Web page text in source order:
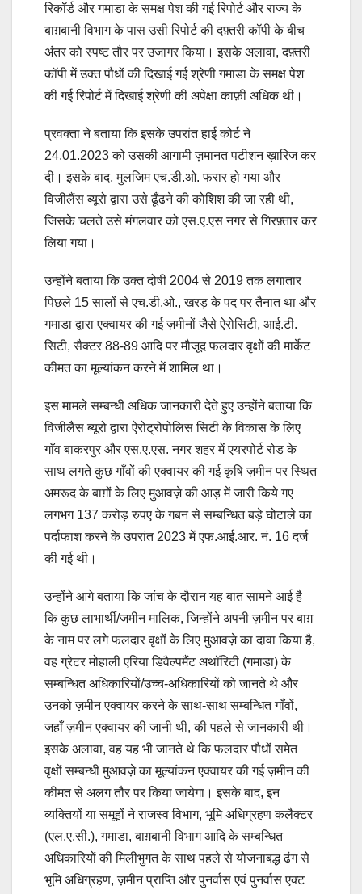
रिकॉर्ड और गमाडा के समक्ष पेश की गई रिपोर्ट और राज्य के
बाग़बानी विभाग के पास उसी रिपोर्ट की दफ़्तरी कॉपी के बीच
अंतर को स्पष्ट तौर पर उजागर किया। इसके अलावा, दफ़्तरी
कॉपी में उक्त पौधों की दिखाई गई श्रेणी गमाडा के समक्ष पेश
की गई रिपोर्ट में दिखाई श्रेणी की अपेक्षा काफ़ी अधिक थी।
प्रवक्ता ने बताया कि इसके उपरांत हाई कोर्ट ने
24.01.2023 को उसकी आगामी ज़मानत पटीशन ख़ारिज कर
दी। इसके बाद, मुलजिम एच.डी.ओ. फरार हो गया और
विजीलैंस ब्यूरो द्वारा उसे ढूँढने की कोशिश की जा रही थी,
जिसके चलते उसे मंगलवार को एस.ए.एस नगर से गिरफ़्तार कर
लिया गया।
उन्होंने बताया कि उक्त दोषी 2004 से 2019 तक लगातार
पिछले 15 सालों से एच.डी.ओ., खरड़ के पद पर तैनात था और
गमाडा द्वारा एक्वायर की गई ज़मीनों जैसे ऐरोसिटी, आई.टी.
सिटी, सैक्टर 88-89 आदि पर मौजूद फलदार वृक्षों की मार्केट
कीमत का मूल्यांकन करने में शामिल था।
इस मामले सम्बन्धी अधिक जानकारी देते हुए उन्होंने बताया कि
विजीलैंस ब्यूरो द्वारा ऐरोट्रोपोलिस सिटी के विकास के लिए
गाँव बाकरपुर और एस.ए.एस. नगर शहर में एयरपोर्ट रोड के
साथ लगते कुछ गाँवों की एक्वायर की गई कृषि ज़मीन पर स्थित
अमरूद के बाग़ों के लिए मुआवज़े की आड़ में जारी किये गए
लगभग 137 करोड़ रुपए के गबन से सम्बन्धित बड़े घोटाले का
पर्दाफाश करने के उपरांत 2023 में एफ.आई.आर. नं. 16 दर्ज
की गई थी।
उन्होंने आगे बताया कि जांच के दौरान यह बात सामने आई है
कि कुछ लाभार्थी/जमीन मालिक, जिन्होंने अपनी ज़मीन पर बाग़
के नाम पर लगे फलदार वृक्षों के लिए मुआवज़े का दावा किया है,
वह ग्रेटर मोहाली एरिया डिवैल्पमैंट अथॉरिटी (गमाडा) के
सम्बन्धित अधिकारियों/उच्च-अधिकारियों को जानते थे और
उनको ज़मीन एक्वायर करने के साथ-साथ सम्बन्धित गाँवों,
जहाँ ज़मीन एक्वायर की जानी थी, की पहले से जानकारी थी।
इसके अलावा, वह यह भी जानते थे कि फलदार पौधों समेत
वृक्षों सम्बन्धी मुआवज़े का मूल्यांकन एक्वायर की गई ज़मीन की
कीमत से अलग तौर पर किया जायेगा। इसके बाद, इन
व्यक्तियों या समूहों ने राजस्व विभाग, भूमि अधिग्रहण कलैक्टर
(एल.ए.सी.), गमाडा, बाग़बानी विभाग आदि के सम्बन्धित
अधिकारियों की मिलीभुगत के साथ पहले से योजनाबद्ध ढंग से
भूमि अधिग्रहण, ज़मीन प्राप्ति और पुनर्वास एवं पुनर्वास एक्ट